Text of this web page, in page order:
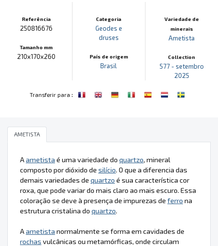
Referência
250816676
Tamanho mm
210x170x260
Categoria
Geodes e
druses
País de origem
Brasil
Variedade de
minerais
Ametista
Collection
577 - setembro
2025
Transferir para :
AMETISTA
Aametista é uma variedade do quartzo, mineral
composto por dióxido de silício. O que a diferencia das
demais variedades de quartzo é sua característica cor
roxa, que pode variar do mais claro ao mais escuro. Essa
coloração se deve à presença de impurezas de ferro na
estrutura cristalina do quartzo.
Aametista normalmente se forma em cavidades de
rochas vulcânicas ou metamórficas, onde circulam